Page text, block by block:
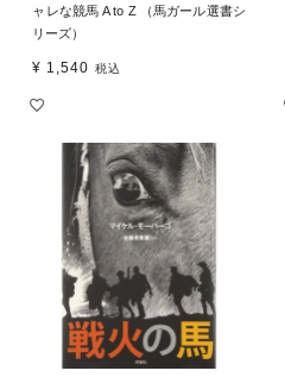
ャレな競馬 A to Z （馬ガール選書シ
リーズ）
¥ 1,540 税込